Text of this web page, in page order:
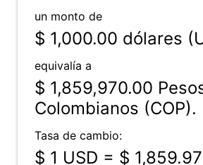
un monto de
$ 1,000.00 dólares
equivalía a
$ 1,859,970.00
Colombianos (COP).
Tasa de cambio:
$ 1 USD = $